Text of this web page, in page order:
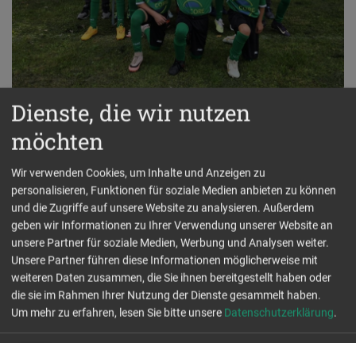
U11-2
Max Schneider, Andreas Fischer
Ergebnisse undTabelle (BFV)
Laden...
Leider funktioniert bei manchen Browsern das BFV-Widget nicht.
Die Ergebnisse und Tabellen können alternativ auch überdiesen
Dienste, die wir nutzen
möchten
Wir verwenden Cookies, um Inhalte und Anzeigen zu
personalisieren, Funktionen für soziale Medien anbieten zu können
und die Zugriffe auf unsere Website zu analysieren. Außerdem
geben wir Informationen zu Ihrer Verwendung unserer Website an
unsere Partner für soziale Medien, Werbung und Analysen weiter.
Unsere Partner führen diese Informationen möglicherweise mit
weiteren Daten zusammen, die Sie ihnen bereitgestellt haben oder
die sie im Rahmen Ihrer Nutzung der Dienste gesammelt haben.
Um mehr zu erfahren, lesen Sie bitte unsere Datenschutzerklärung.